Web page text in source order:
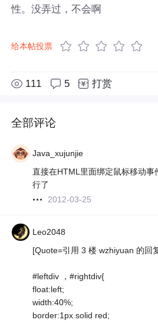
性。没弄过，不会啊
给本帖投票
111 5 打赏
全部评论
Java_xujunjie
直接在HTML里面绑定鼠标移动事
行了
2012-03-25
Leo2048
[Quote=引用 3 楼 wzhiyuan 的回
#leftdiv ，#rightdiv{
float:left;
width:40%;
border:1px solid red;